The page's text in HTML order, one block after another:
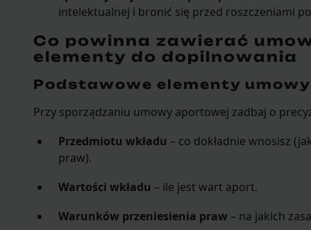
intelektualnej i bronić się przed roszczeniami
Co powinna zawierać
elementy do dopilnowania
Podstawowe elementy umowy
Przy sporządzaniu umowy aportowej zadbaj o
Przedmiotu wkładu – co dokładnie wnosisz
praw).
Wartości wkładu – ile jest wart aport.
Warunków przeniesienia praw – na jakich